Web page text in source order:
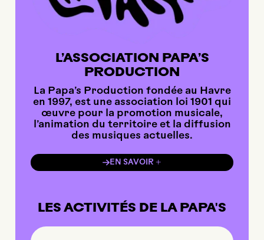
L’ASSOCIATION PAPA’S
PRODUCTION
La Papa’s Production fondée au Havre
en 1997, est une association loi 1901 qui
œuvre pour la promotion musicale,
l’animation du territoire et la diffusion
des musiques actuelles.
EN SAVOIR +
LES ACTIVITÉS DE LA PAPA'S